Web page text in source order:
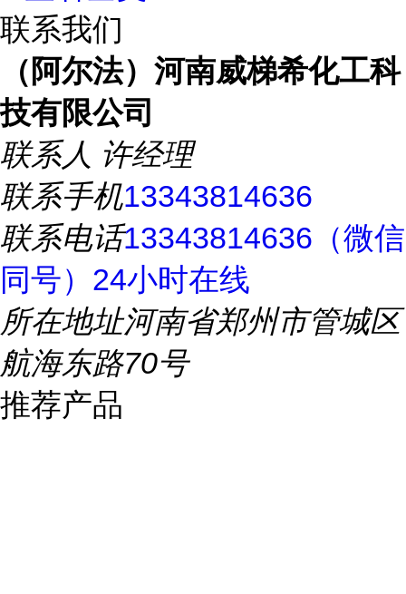
联系我们
（阿尔法）河南威梯希化工科
技有限公司
联系人 许经理
联系手机13343814636
联系电话13343814636（微信
同号）24小时在线
所在地址河南省郑州市管城区
航海东路70号
推荐产品